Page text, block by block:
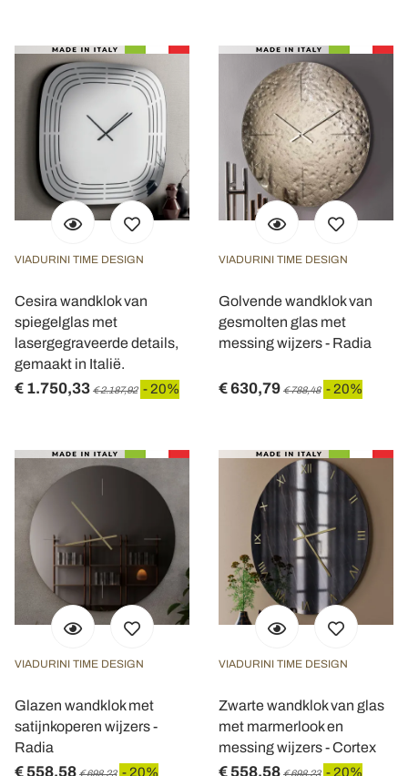
VIADURINI TIME DESIGN
Cesira wandklok van
spiegelglas met
lasergegraveerde details,
gemaakt in Italië.
€ 1.750,33 € 2.187,92 - 20%
VIADURINI TIME DESIGN
Golvende wandklok van
gesmolten glas met
messing wijzers - Radia
€ 630,79 € 788,48 - 20%
VIADURINI TIME DESIGN
Glazen wandklok met
satijnkoperen wijzers -
Radia
€ 558,58 € 698,23 - 20%
VIADURINI TIME DESIGN
Zwarte wandklok van glas
met marmerlook en
messing wijzers - Cortex
€ 558,58 € 698,23 - 20%